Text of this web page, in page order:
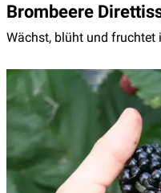
Brombeere
Wächst, blüht und fruchtet